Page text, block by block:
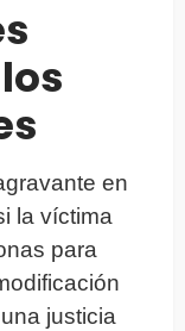
en
la víctima
para
justicia